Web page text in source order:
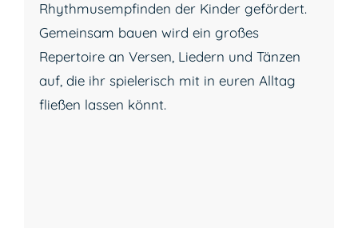
Rhythmusempfinden der Kinder gefördert.
Gemeinsam bauen wird ein großes
Repertoire an Versen, Liedern und Tänzen
auf, die ihr spielerisch mit in euren Alltag
fließen lassen könnt.